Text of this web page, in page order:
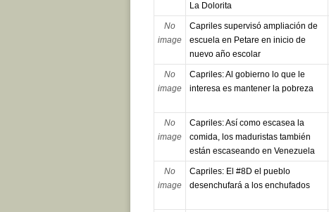
La Dolorita
No
image
Capriles supervisó ampliación de
escuela en Petare en inicio de
nuevo año escolar
No
image
Capriles: Al gobierno lo que le
interesa es mantener la pobreza
No
image
Capriles: Así como escasea la
comida, los maduristas también
están escaseando en Venezuela
No
image
Capriles: El #8D el pueblo
desenchufará a los enchufados